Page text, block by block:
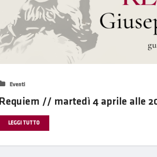
Eventi
Requiem // martedì 4 aprile alle
LEGGI TUTTO